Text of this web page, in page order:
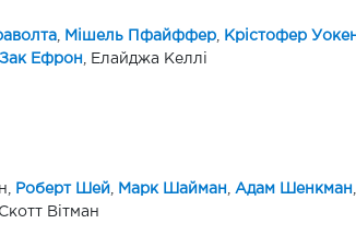
, Мішель Пфайффер, Крістофер
Зак Ефрон , Елайджа Келлі
Роберт Шей Марк Шайман Адам Шенкман
Вітман